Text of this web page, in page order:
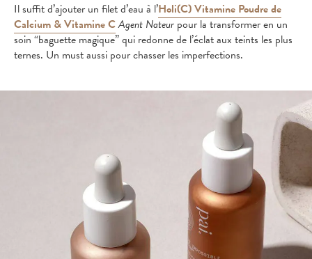
Il suffit d’ajouter un filet d’eau à l’Holi(C) Vitamine Poudre de
Calcium & Vitamine CAgent Nateur pour la transformer en un
soin “baguette magique” qui redonne de l’éclat aux teints les plus
ternes. Un must aussi pour chasser les imperfections.